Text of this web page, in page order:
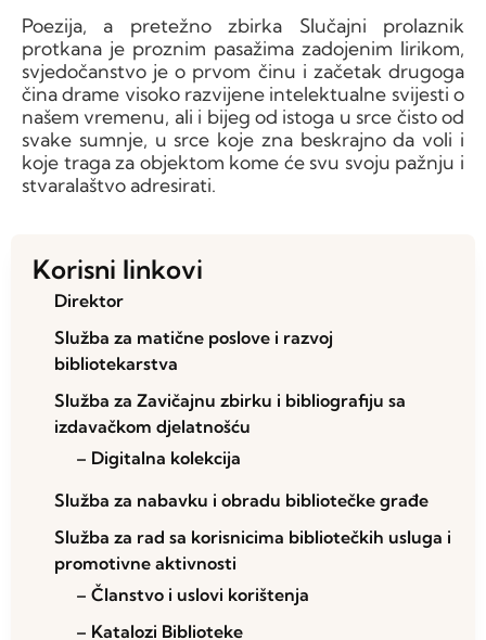
Poezija, a pretežno zbirka Slučajni prolaznik
protkana je proznim pasažima zadojenim lirikom,
svjedočanstvo je o prvom činu i začetak drugoga
čina drame visoko razvijene intelektualne svijesti o
našem vremenu, ali i bijeg od istoga u srce čisto od
svake sumnje, u srce koje zna beskrajno da voli i
koje traga za objektom kome će svu svoju pažnju i
stvaralaštvo adresirati.
Korisni linkovi
Direktor
Služba za matične poslove i razvoj
bibliotekarstva
Služba za Zavičajnu zbirku i bibliografiju sa
izdavačkom djelatnošću
– Digitalna kolekcija
Služba za nabavku i obradu bibliotečke građe
Služba za rad sa korisnicima bibliotečkih usluga i
promotivne aktivnosti
– Članstvo i uslovi korištenja
– Katalozi Biblioteke